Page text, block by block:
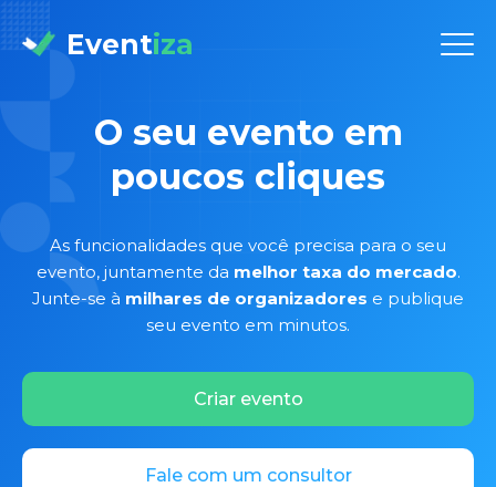
Eventiza
O seu evento em
poucos cliques
As funcionalidades que você precisa para o seu
evento, juntamente da melhor taxa do mercado.
Junte-se à milhares de organizadores e publique
seu evento em minutos.
Criar evento
Fale com um consultor